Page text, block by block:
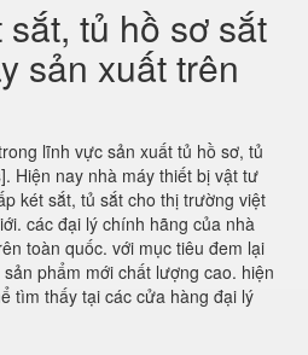
tủ hồ sơ sắt
sản xuất trên
lĩnh vực sản xuất tủ hồ sơ, tủ
]. Hiện nay nhà máy thiết bị vật tư
két sắt, tủ sắt cho thị trường việt
các đại lý chính hãng của nhà
toàn quốc. với mục tiêu đem lại
phẩm mới chất lượng cao. hiện
tìm thấy tại các cửa hàng đại lý